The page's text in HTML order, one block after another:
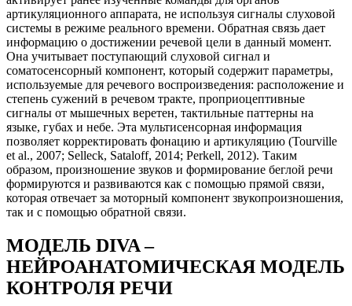
артикуляционного аппарата, не используя сигналы слуховой
системы в режиме реального времени. Обратная связь дает
информацию о достижении речевой цели в данный момент.
Она учитывает поступающий слуховой сигнал и
соматосенсорный компонент, который содержит параметры,
используемые для речевого воспроизведения: расположение и
степень сужений в речевом тракте, проприоцептивные
сигналы от мышечных веретен, тактильные паттерны на
языке, губах и небе. Эта мультисенсорная информация
позволяет корректировать фонацию и артикуляцию (Tourville
et al., 2007; Selleck, Sataloff, 2014; Perkell, 2012). Таким
образом, произношение звуков и формирование беглой речи
формируются и развиваются как с помощью прямой связи,
которая отвечает за моторный компонент звукопроизношения,
так и с помощью обратной связи.
МОДЕЛЬ DIVA –
НЕЙРОАНАТОМИЧЕСКАЯ МОДЕЛЬ
КОНТРОЛЯ РЕЧИ